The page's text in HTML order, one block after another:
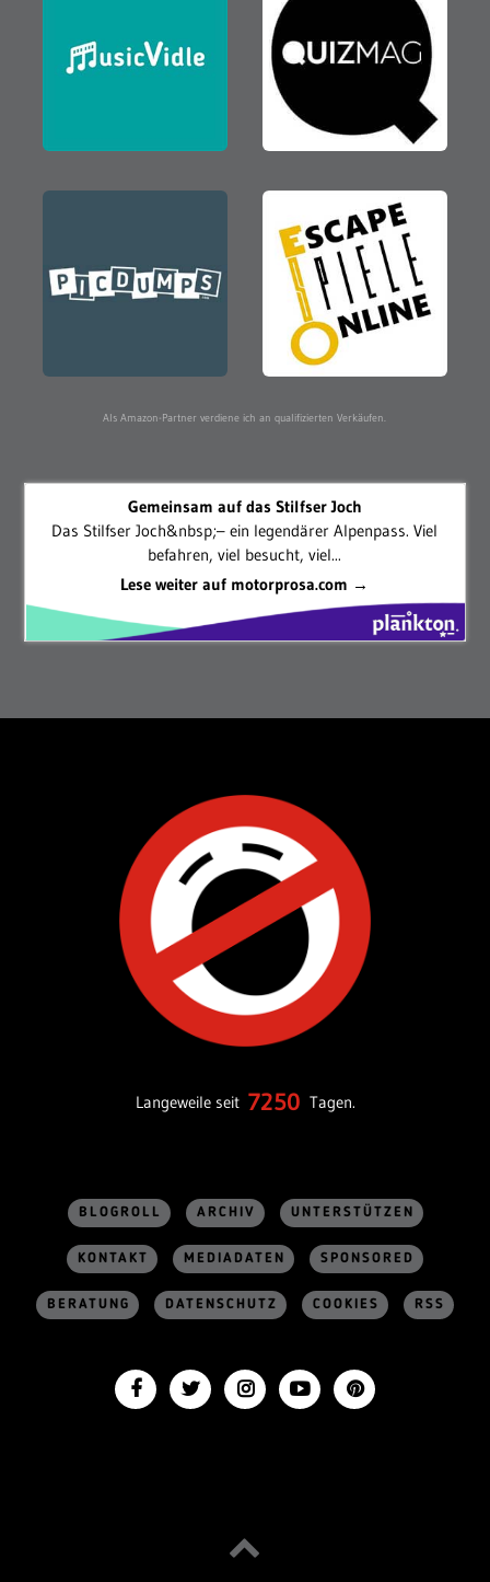
Als Amazon-Partner verdiene ich an qualifizierten Verkäufen.
Gemeinsam auf das Stilfser Joch
Das Stilfser Joch&nbsp;– ein legendärer Alpenpass. Viel
befahren, viel besucht, viel...
Lese weiter auf motorprosa.com →
Langeweile seit 7250 Tagen.
BLOGROLL ARCHIV UNTERSTÜTZEN
KONTAKT MEDIADATEN SPONSORED
BERATUNG DATENSCHUTZ COOKIES RSS